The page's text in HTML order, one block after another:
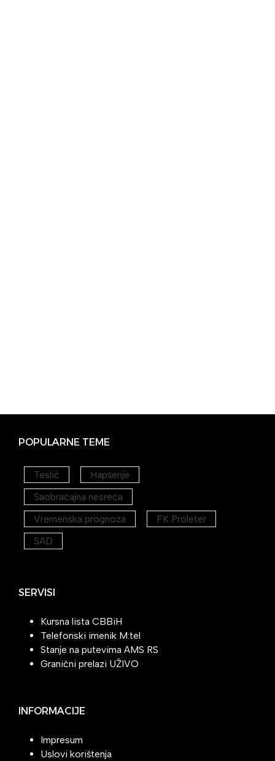
POPULARNE TEME
Teslić
Hapšenje
Saobraćajna nesreća
Vremenska prognoza
FK Proleter
SAD
SERVISI
Kursna lista CBBiH
Telefonski imenik M:tel
Stanje na putevima AMS RS
Granični prelazi UŽIVO
INFORMACIJE
Impresum
Uslovi korištenja